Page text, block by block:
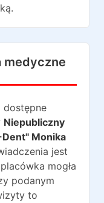
medyczne
dostępne
Niepubliczny
Monika
jest
mogła
podanym
to